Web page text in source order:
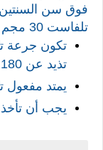
تلفاست 30 مجم بالفم مرتين يومياً.
تكون جرعة
تذيد عن 180 ملجم في اليوم.
يمتد مفعول
يجب أن